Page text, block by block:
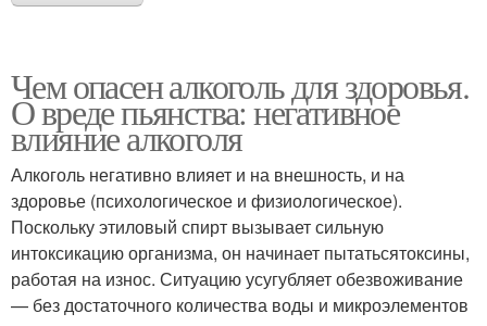
Чем опасен алкоголь для здоровья.
О вреде пьянства: негативное
влияние алкоголя
Алкоголь негативно влияет и на внешность, и на
здоровье (психологическое и физиологическое).
Поскольку этиловый спирт вызывает сильную
интоксикацию организма, он начинает пытатьсятоксины,
работая на износ. Ситуацию усугубляет обезвоживание
— без достаточного количества воды и микроэлементов